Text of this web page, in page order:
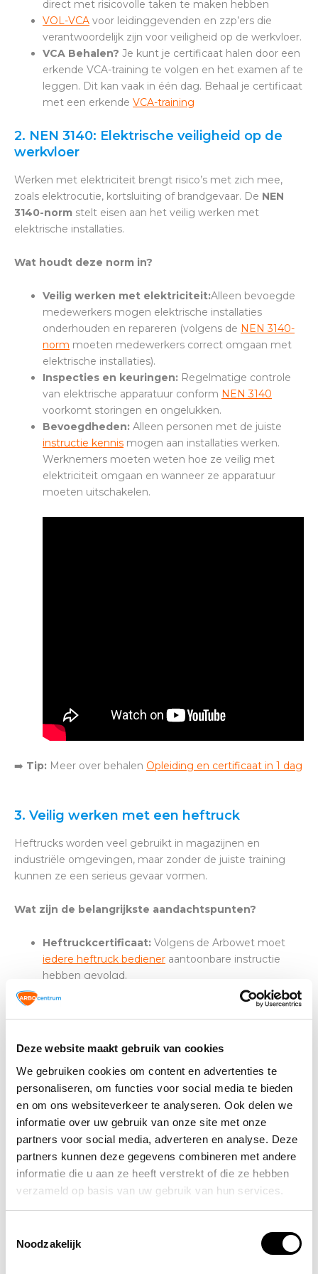
Deze website maakt gebruik van cookies
We gebruiken cookies om content en advertenties te
personaliseren, om functies voor social media te bieden
en om ons websiteverkeer te analyseren. Ook delen we
informatie over uw gebruik van onze site met onze
partners voor social media, adverteren en analyse. Deze
partners kunnen deze gegevens combineren met andere
informatie die u aan ze heeft verstrekt of die ze hebben
verzameld op basis van uw gebruik van hun services.
Noodzakelijk
direct met risicovolle taken te maken hebben
VOL-VCA voor leidinggevenden en zzp’ers die
verantwoordelijk zijn voor veiligheid op de werkvloer.
VCA Behalen? Je kunt je certificaat halen door een
erkende VCA-training te volgen en het examen af te
leggen. Dit kan vaak in één dag. Behaal je certificaat
met een erkende VCA-training
2. NEN 3140: Elektrische veiligheid op de
werkvloer
Werken met elektriciteit brengt risico’s met zich mee,
zoals elektrocutie, kortsluiting of brandgevaar. De NEN
3140-norm stelt eisen aan het veilig werken met
elektrische installaties.
Wat houdt deze norm in?
Veilig werken met elektriciteit:Alleen bevoegde
medewerkers mogen elektrische installaties
onderhouden en repareren (volgens de NEN 3140-
norm moeten medewerkers correct omgaan met
elektrische installaties).
Inspecties en keuringen: Regelmatige controle
van elektrische apparatuur conform NEN 3140
voorkomt storingen en ongelukken.
Bevoegdheden: Alleen personen met de juiste
instructie kennis mogen aan installaties werken.
Werknemers moeten weten hoe ze veilig met
elektriciteit omgaan en wanneer ze apparatuur
moeten uitschakelen.
➡️ Tip: Meer over behalen Opleiding en certificaat in 1 dag
3. Veilig werken met een heftruck
Heftrucks worden veel gebruikt in magazijnen en
industriële omgevingen, maar zonder de juiste training
kunnen ze een serieus gevaar vormen.
Wat zijn de belangrijkste aandachtspunten?
Heftruckcertificaat: Volgens de Arbowet moet
iedere heftruck bediener aantoonbare instructie
hebben gevolgd.
Correct laden en
manoeuvreren voorkomt schade en ongevallen.
vermindert de kans op technische storingen.
Reduceertechnische storingen met periodieke
inspecties.